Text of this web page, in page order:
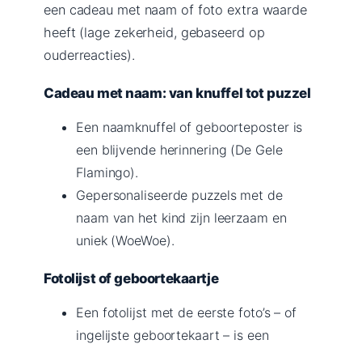
een cadeau met naam of foto extra waarde
heeft (lage zekerheid, gebaseerd op
ouderreacties).
Cadeau met naam: van knuffel tot puzzel
Een naamknuffel of geboorteposter is
een blijvende herinnering (De Gele
Flamingo).
Gepersonaliseerde puzzels met de
naam van het kind zijn leerzaam en
uniek (WoeWoe).
Fotolijst of geboortekaartje
Een fotolijst met de eerste foto’s – of
ingelijste geboortekaart – is een